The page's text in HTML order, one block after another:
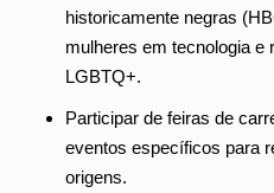
historicamente negras
mulheres em tecnologia e
LGBTQ+.
Participar de feiras de
eventos específicos para
origens.